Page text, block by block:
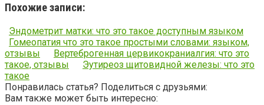
Похожие записи:
Эндометрит матки: что это такое доступным языком
Гомеопатия что это такое простыми словами: языком,
отзывы
Вертеброгенная цервикокраниалгия: что это
такое, отзывы
Эутиреоз щитовидной железы: что это
такое
Понравилась статья? Поделиться с друзьями:
Вам также может быть интересно: